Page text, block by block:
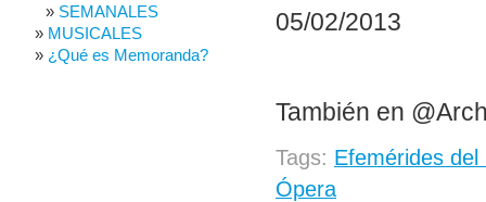
05/02/2013
También en
Tags: Efemérides
Ópera
SEMANALES
MUSICALES
¿Qué es Memoranda?